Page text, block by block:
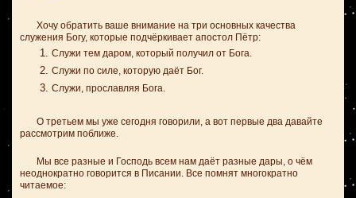
Хочу обратить ваше внимание на три основных качества
служения Богу, которые подчёркивает апостол Пётр:
Служи тем даром, который получил от Бога.
Служи по силе, которую даёт Бог.
Служи, прославляя Бога.
О третьем мы уже сегодня говорили, а вот первые два давайте
рассмотрим поближе.
Мы все разные и Господь всем нам даёт разные дары, о чём
неоднократно говорится в Писании. Все помнят многократно
читаемое: